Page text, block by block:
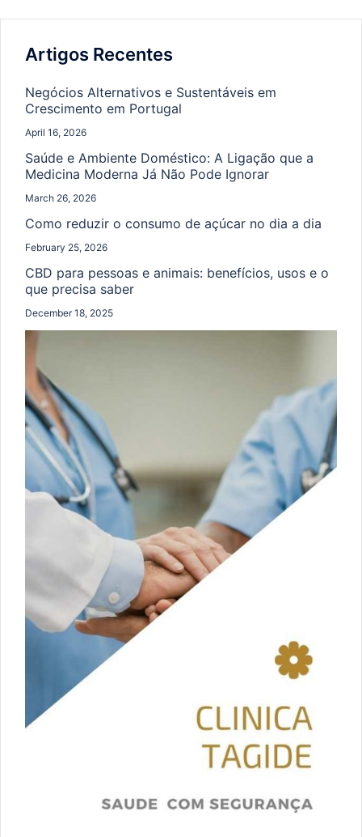
Artigos Recentes
Negócios Alternativos e Sustentáveis em
Crescimento em Portugal
April 16, 2026
Saúde e Ambiente Doméstico: A Ligação que a
Medicina Moderna Já Não Pode Ignorar
March 26, 2026
Como reduzir o consumo de açúcar no dia a dia
February 25, 2026
CBD para pessoas e animais: benefícios, usos e o
que precisa saber
December 18, 2025